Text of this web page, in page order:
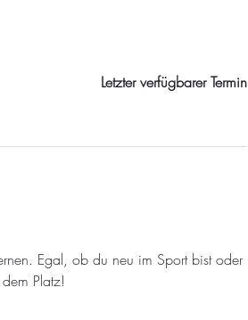
Letzter verfügbarer Termin
Egal, ob du neu im Sport bist oder
Platz!